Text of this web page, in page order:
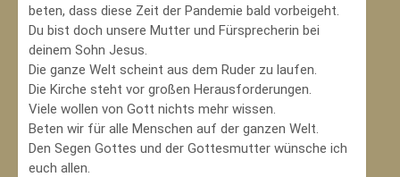
beten, dass diese Zeit der Pandemie bald vorbeigeht.
Du bist doch unsere Mutter und Fürsprecherin bei
deinem Sohn Jesus.
Die ganze Welt scheint aus dem Ruder zu laufen.
Die Kirche steht vor großen Herausforderungen.
Viele wollen von Gott nichts mehr wissen.
Beten wir für alle Menschen auf der ganzen Welt.
Den Segen Gottes und der Gottesmutter wünsche ich
euch allen.